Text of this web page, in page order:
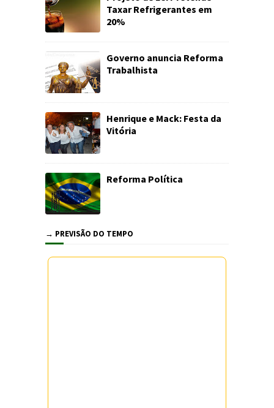
Taxar Refrigerantes em
20%
Governo anuncia Reforma
Trabalhista
Henrique e Mack: Festa da
Vitória
Reforma Política
→ PREVISÃO DO TEMPO